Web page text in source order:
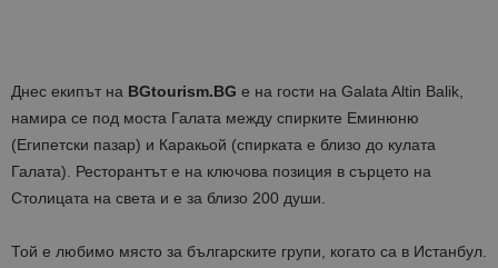
Днес екипът на BGtourism.BG e на гости на Galata Altin Balik,
намира се под моста Галата между спирките Еминюню
(Египетски пазар) и Каракьой (спирката е близо до кулата
Галата). Ресторантът е на ключова позиция в сърцето на
Столицата на света и е за близо 200 души.
Той е любимо място за българските групи, когато са в Истанбул.